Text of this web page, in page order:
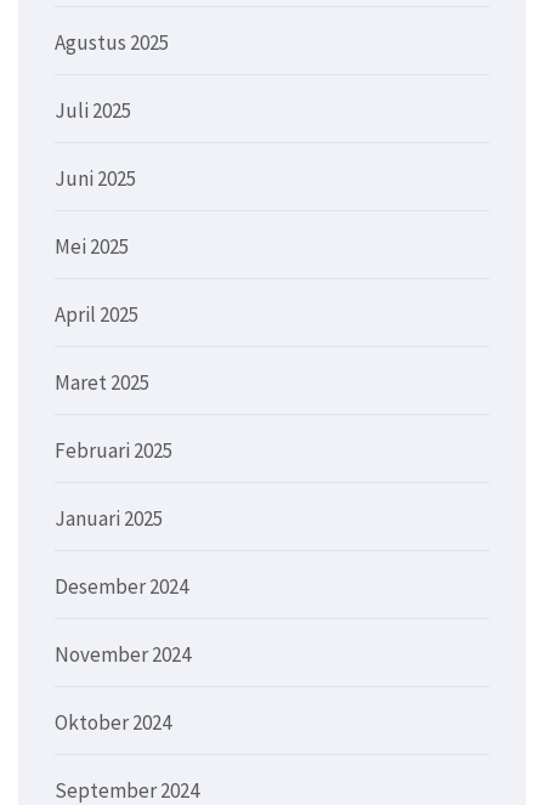
Agustus 2025
Juli 2025
Juni 2025
Mei 2025
April 2025
Maret 2025
Februari 2025
Januari 2025
Desember 2024
November 2024
Oktober 2024
September 2024